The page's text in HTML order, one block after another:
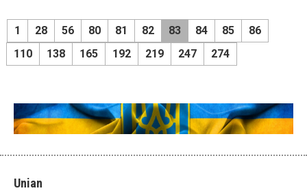
1 28 56 80 81 82 83 84 85
86
110
138 165 192 219 247 274
Unian